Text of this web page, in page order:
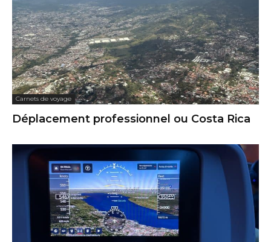
Carnets de voyage
Déplacement professionnel ou Costa Rica